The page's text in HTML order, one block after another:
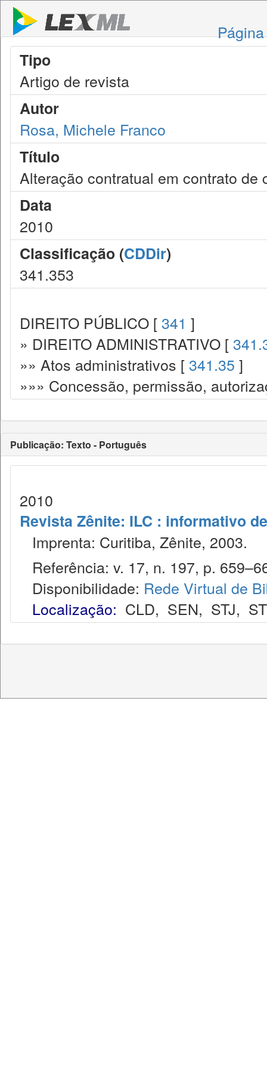
Tipo
Artigo de revista
Autor
Rosa, Michele Franco
Título
Alteração contratual em contrato
Data
2010
Classificação (CDDir)
341.353
DIREITO PÚBLICO [ 341 ]
» DIREITO ADMINISTRATIVO [
»» Atos administrativos [ 341.35 ]
»»» Concessão, permissão,
Publicação: Texto - Português
2010
Revista Zênite: ILC : informativo
Imprenta: Curitiba, Zênite, 2003.
Referência: v. 17, n. 197, p.
Disponibilidade: Rede Virtual de
Localização: CLD, SEN, STJ,